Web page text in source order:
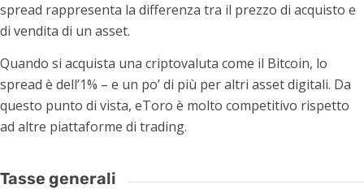
spread rappresenta la differenza tra il prezzo di acquisto e
di vendita di un asset.
Quando si acquista una criptovaluta come il Bitcoin, lo
spread è dell’1% – e un po’ di più per altri asset digitali. Da
questo punto di vista, eToro è molto competitivo rispetto
ad altre piattaforme di trading.
Tasse generali